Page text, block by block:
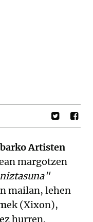
Artisten
margotzen
mailan, lehen
ek (Xixon),
hurren.